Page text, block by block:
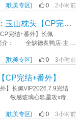
只是在放满水的浴缸里
薄引鹤就把酒窖全都搬
只是坐在天台上吹吹
，一边让池漪回头看
生后，池漪得到系统，充
，拍拍屁股走人。 然后告
漪想，自己真是太体贴
的地方喝完酒，躺平等
着一队医生冲到池漪旁
皱，看着这位刚和自己结
家人发现，家里千娇百宠
，心理评估结果飙红，身
再生私情。 攻受控慎
双洁，he《锁莲》作者：
末瀑中取出的法器能够斩杀
庭会一纸调令书遣往地
奉献此生。 被迫失去修
，对裴澜雪的身份产生了
[耽美专区] 0 2小时前
[古代架空] 《师父刀我的那一夜》作者：玉山枕头【CP完结+番外】
完结+番外】长佩
介： 全缺德炙鸭店·主理
裴翎先生为本店特约食
情仇，与本店经营无
。 裴翎是一个熟练的骗
奏效。 裴云逸是一个差
，双初恋，古风公路文，
[耽美专区] 0 3小时前
CP完结+番外】
】长佩VIP2026.7.9完结
敏感玻璃心歌星攻x毒舌
林云舟捏着赚到的100块
[耽美专区] 0 3小时前